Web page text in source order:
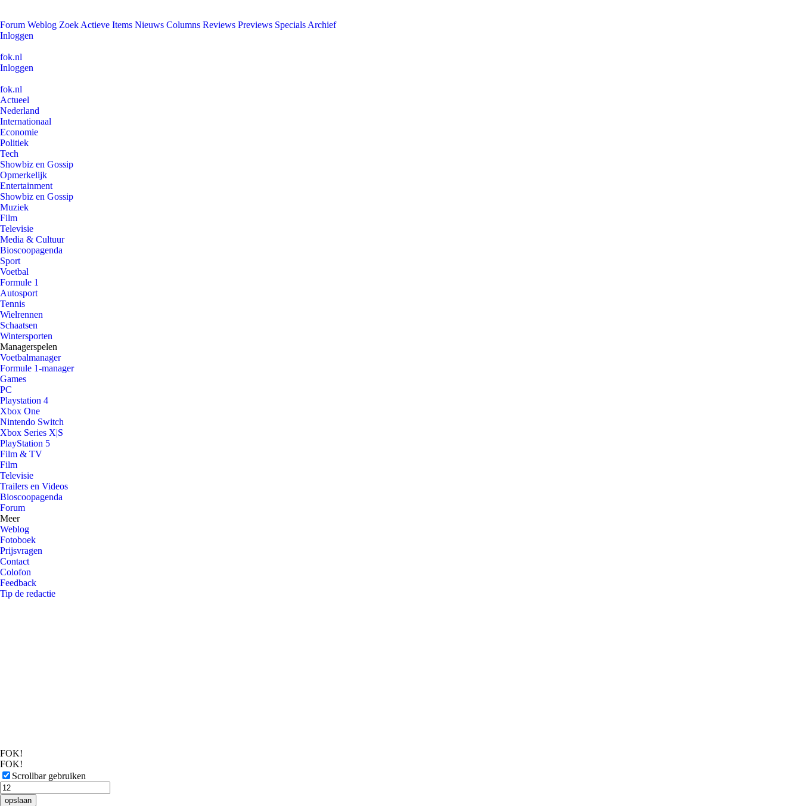
Forum Weblog Zoek Actieve Items Nieuws Columns Reviews Previews Specials Archief
Inloggen
fok.nl
Inloggen
fok.nl
Actueel
Nederland
Internationaal
Economie
Politiek
Tech
Showbiz en Gossip
Opmerkelijk
Entertainment
Showbiz en Gossip
Muziek
Film
Televisie
Media & Cultuur
Bioscoopagenda
Sport
Voetbal
Formule 1
Autosport
Tennis
Wielrennen
Schaatsen
Wintersporten
Managerspelen
Voetbalmanager
Formule 1-manager
Games
PC
Playstation 4
Xbox One
Nintendo Switch
Xbox Series X|S
PlayStation 5
Film & TV
Film
Televisie
Trailers en Videos
Bioscoopagenda
Forum
Meer
Weblog
Fotoboek
Prijsvragen
Contact
Colofon
Feedback
Tip de redactie
FOK!
FOK!
Scrollbar gebruiken
opslaan